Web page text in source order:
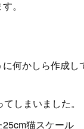
。
何かしら作成し
しまいました。
猫スケール